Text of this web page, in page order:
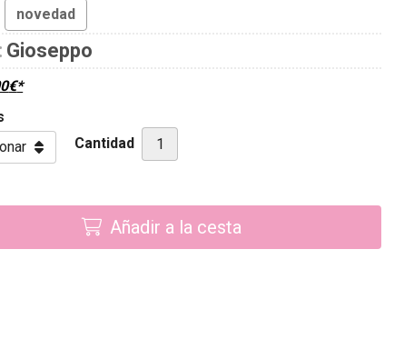
novedad
Gioseppo
€*
Cantidad
Añadir a la cesta